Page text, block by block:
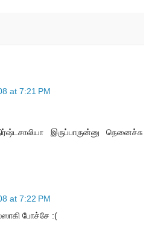
at 7:21 PM
இருப்பாருன்னு நெனைச்சு
at 7:22 PM
போச்சே :(